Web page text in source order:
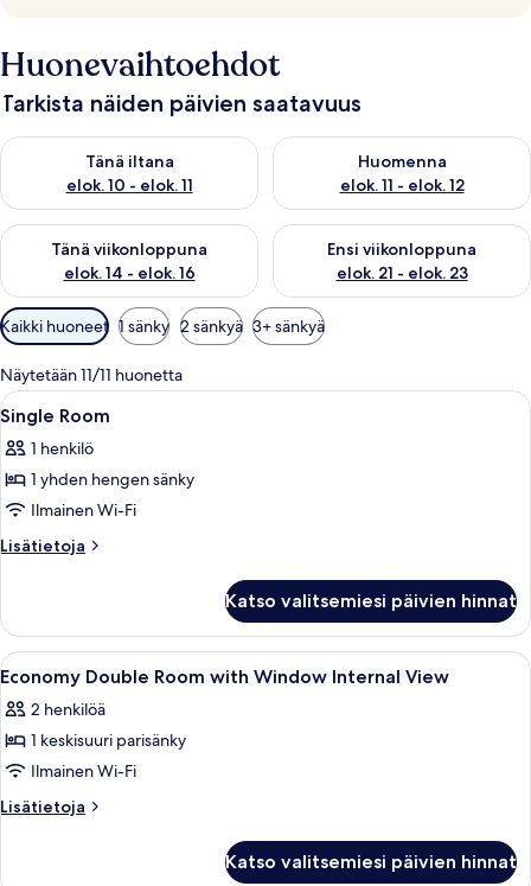
Huonevaihtoehdot
Tarkista näiden päivien saatavuus
Tänä iltana
elok. 10 - elok. 11
Tarkista tämän illan saatavuus elok. 10 - elok. 11
Huomenna
elok. 11 - elok. 12
Tarkista huomisen saatavuus
Tänä viikonloppuna
elok. 14 - elok. 16
Tarkista tämän viikonlopun saatavuus elok. 14 - elok. 16
Ensi viikonloppuna
elok. 21 - elok. 23
Tarkista ensi viikonlopun
Huoneille
saatavilla
olevia
suodattimia
Kaikki huoneet 1 sänky 2 sänkyä 3+ sänkyä
Näytetään 11/11 huonetta
Avaa
kaikki
huonetyypin
Single
Room
kuvat
Hotellihuone, jossa on sänky,
10
Single Room
1 henkilö
1 yhden hengen sänky
Ilmainen Wi-Fi
Lisätietoja
Lisätietoja
Katso valitsemiesi päivien hinnat
Avaa
kaikki
huonetyypin
Economy
Double
Room
Hotellihuone, jossa on sänky,
8
Economy Double Room with Window Internal View
2 henkilöä
1 keskisuuri parisänky
Ilmainen Wi-Fi
Lisätietoja
Lisätietoja
Katso valitsemiesi päivien hinnat